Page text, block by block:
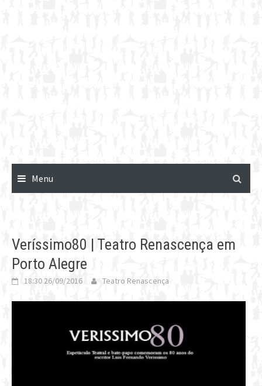
Menu
Veríssimo80 | Teatro Renascença em
Porto Alegre
18:30 26/09/2016 Teatro Renascença